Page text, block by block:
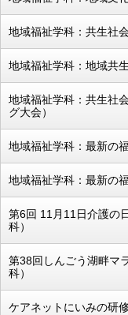
地域福祉学科：共生社
地域福祉学科：地域共
地域福祉学科：共生社
グ大会）
地域福祉学科：最新の
地域福祉学科：最新の
第6回 11月11日介護の
科）
第38回しんごう湖畔マ
科）
ケアネットにいみの研